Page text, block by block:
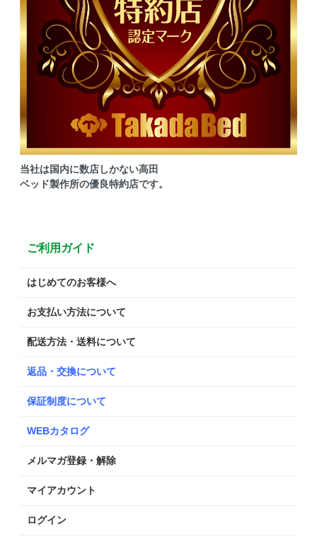
当社は国内に数店しかない高田
ベッド製作所の優良特約店です。
ご利用ガイド
はじめてのお客様へ
お支払い方法について
配送方法・送料について
返品・交換について
保証制度について
WEBカタログ
メルマガ登録・解除
マイアカウント
ログイン